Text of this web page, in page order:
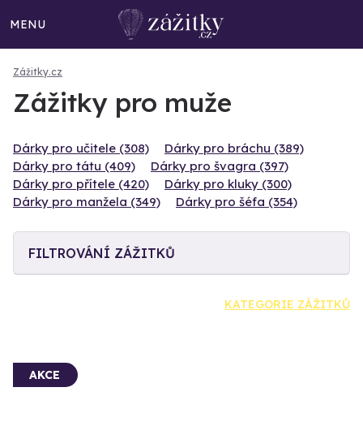
MENU
Zážitky.cz
Zážitky pro muže
Dárky pro učitele (308)
Dárky pro bráchu (389)
Dárky pro tátu (409)
Dárky pro švagra (397)
Dárky pro přítele (420)
Dárky pro kluky (300)
Dárky pro manžela (349)
Dárky pro šéfa (354)
FILTROVÁNÍ ZÁŽITKŮ
KATEGORIE ZÁŽITKŮ
AKCE